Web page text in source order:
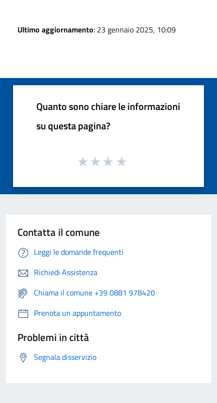
Ultimo aggiornamento: 23 gennaio 2025, 10:09
Quanto sono chiare le informazioni
su questa pagina?
Contatta il comune
Leggi le domande frequenti
Richiedi Assistenza
Chiama il comune +39 0881 978420
Prenota un appuntamento
Problemi in città
Segnala disservizio